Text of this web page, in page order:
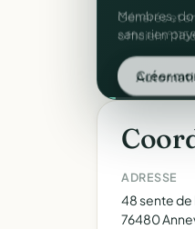
Membres,
sans rien
Créer
ADRESSE
48 sente de
76480